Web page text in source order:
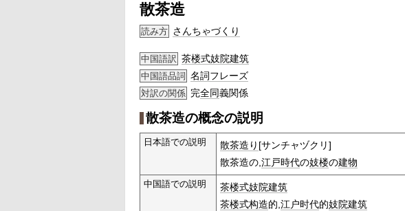
散茶造
読み方 さんちゃづくり
中国語訳 茶楼式妓院建筑
中国語品詞 名詞フレーズ
対訳の関係 完全同義関係
散茶造の概念の説明
日本語での説明 散茶造り [サンチャヅクリ]
散茶造の, 江戸時代の妓楼の建物
中国語での説明
茶楼式妓院建筑
茶楼式构造的, 江户时代的妓院建筑